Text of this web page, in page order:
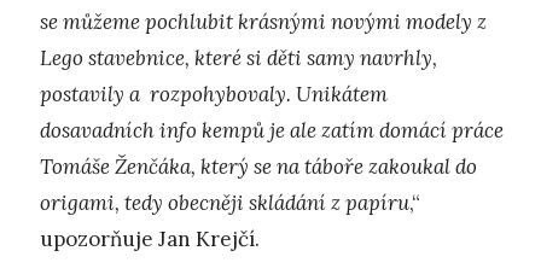
se můžeme pochlubit krásnými novými modely z
Lego stavebnice, které si děti samy navrhly,
postavily a rozpohybovaly. Unikátem
dosavadních info kempů je ale zatím domácí práce
Tomáše Ženčáka, který se na táboře zakoukal do
origami, tedy obecněji skládání z papíru,“
upozorňuje Jan Krejčí.